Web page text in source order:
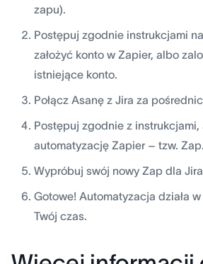
zapu).
Postępuj zgodnie instrukcjami
założyć konto w Zapier, albo
istniejące konto.
Połącz Asanę z Jira za
Postępuj zgodnie z
automatyzację Zapier – tzw. Zap.
Wypróbuj swój nowy Zap dla
Gotowe! Automatyzacja działa
Twój czas.